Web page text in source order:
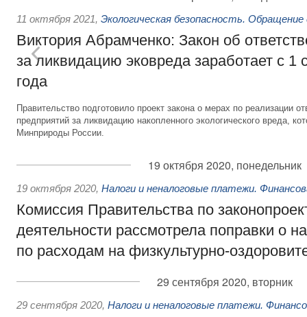
11 октября 2021, Экологическая безопасность.
Виктория Абрамченко: Закон об
за ликвидацию эковреда заработает с 1
года
Правительство подготовило проект закона о мерах по реализации
предприятий за ликвидацию накопленного экологического вреда,
Минприроды России.
19 октября 2020, понедельник
19 октября 2020, Налоги и неналоговые платежи.
Комиссия Правительства по
деятельности рассмотрела поправки о
по расходам на физкультурно-
29 сентября 2020, вторник
29 сентября 2020, Налоги и неналоговые платежи.